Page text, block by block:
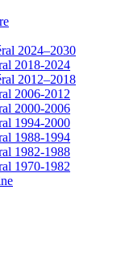
2024–2030
2018-2024
2012–2018
2006-2012
2000-2006
1994-2000
1988-1994
1982-1988
1970-1982